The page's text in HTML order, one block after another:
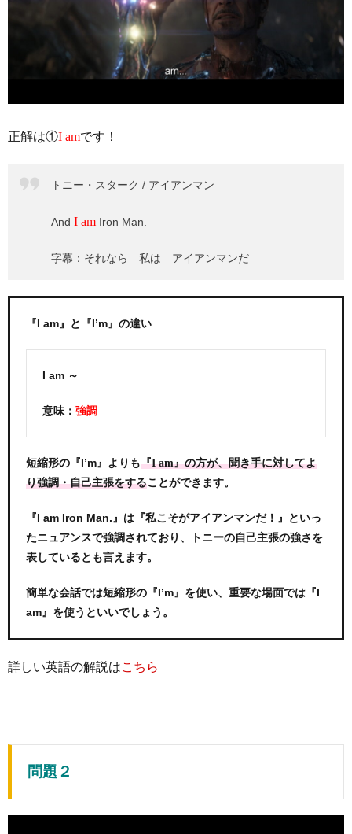
正解は①I amです！
トニー・スターク / アイアンマン
And I am Iron Man.
字幕：それなら 私は アイアンマンだ
『I am』と『I’m』の違い
I am ～
意味： 強調
短縮形の『I’m』よりも『I am』の方が、聞き手に対してよ
り強調・自己主張をすることができます。
『I am Iron Man.』は『私こそがアイアンマンだ！』といっ
たニュアンスで強調されており、トニーの自己主張の強さを
表しているとも言えます。
簡単な会話では短縮形の『I’m』を使い、重要な場面では『I
am』を使うといいでしょう。
詳しい英語の解説はこちら
問題２